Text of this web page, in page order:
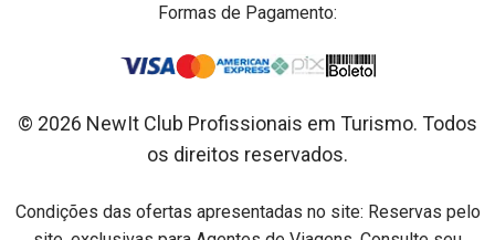
Formas de Pagamento:
© 2026 NewIt Club Profissionais em Turismo. Todos
os direitos reservados.
Condições das ofertas apresentadas no site: Reservas pelo